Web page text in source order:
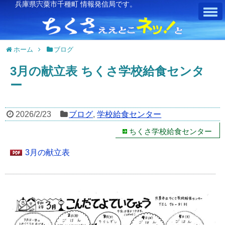
兵庫県宍粟市千種町 情報発信局です。
ホーム ブログ
3月の献立表 ちくさ学校給食センタ
ー
2026/2/23 ブログ,学校給食センター
ちくさ学校給食センター
3月の献立表